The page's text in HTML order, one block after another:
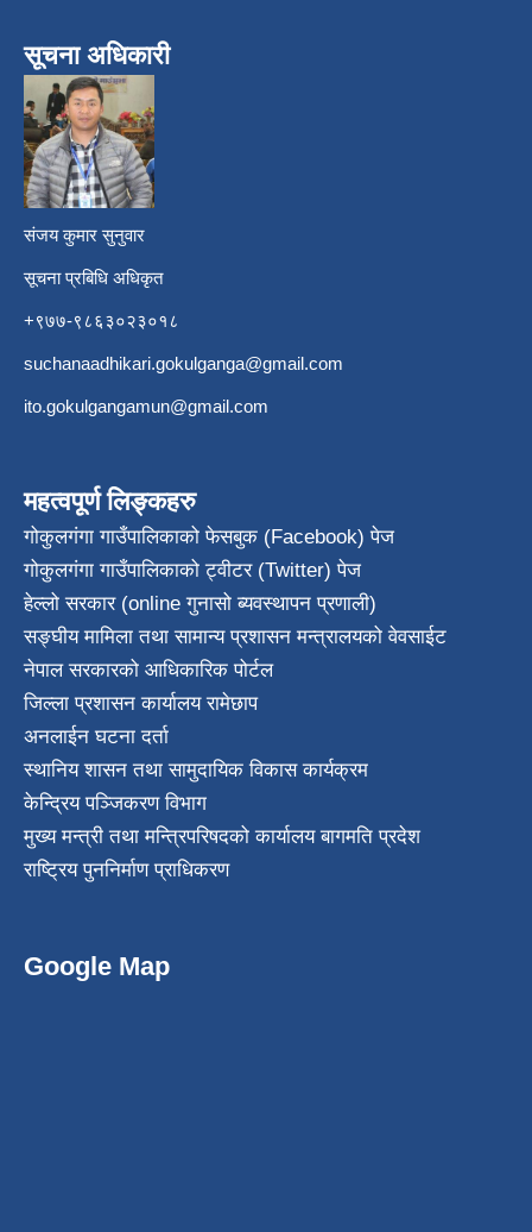
सूचना अधिकारी
संजय कुमार सुनुवार
सूचना प्रबिधि अधिकृत
+९७७-९८६३०२३०१८
suchanaadhikari.gokulganga@gmail.com
ito.gokulgangamun@gmail.com
महत्वपूर्ण लिङ्कहरु
गोकुलगंगा गाउँपालिकाको फेसबुक (Facebook) पेज
गोकुलगंगा गाउँपालिकाको ट्वीटर (Twitter) पेज
हेल्लो सरकार (online गुनासो ब्यवस्थापन प्रणाली)
सङ्घीय मामिला तथा सामान्य प्रशासन मन्त्रालयको वेवसाईट
नेपाल सरकारको आधिकारिक पोर्टल
जिल्ला प्रशासन कार्यालय रामेछाप
अनलाईन घटना दर्ता
स्थानिय शासन तथा सामुदायिक विकास कार्यक्रम
केन्द्रिय पञ्जिकरण विभाग
मुख्य मन्त्री तथा मन्त्रिपरिषदको कार्यालय बागमति प्रदेश
राष्ट्रिय पुननिर्माण प्राधिकरण
Google Map